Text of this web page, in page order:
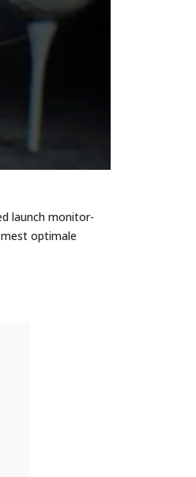
launch monitor-
optimale